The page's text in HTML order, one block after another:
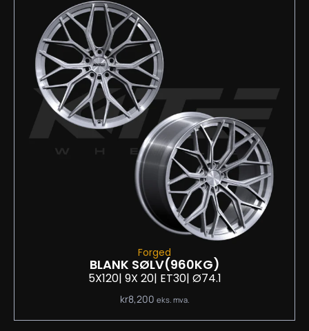
Forged
BLANK SØLV(960KG)
5X120| 9X 20| ET30| Ø74.1
kr8,200 eks. mva.